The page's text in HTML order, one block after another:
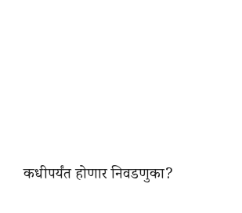
कधीपर्यंत होणार निवडणुका?